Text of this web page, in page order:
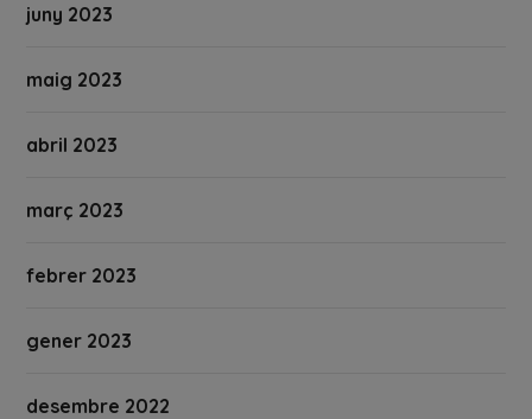
juny 2023
maig 2023
abril 2023
març 2023
febrer 2023
gener 2023
desembre 2022